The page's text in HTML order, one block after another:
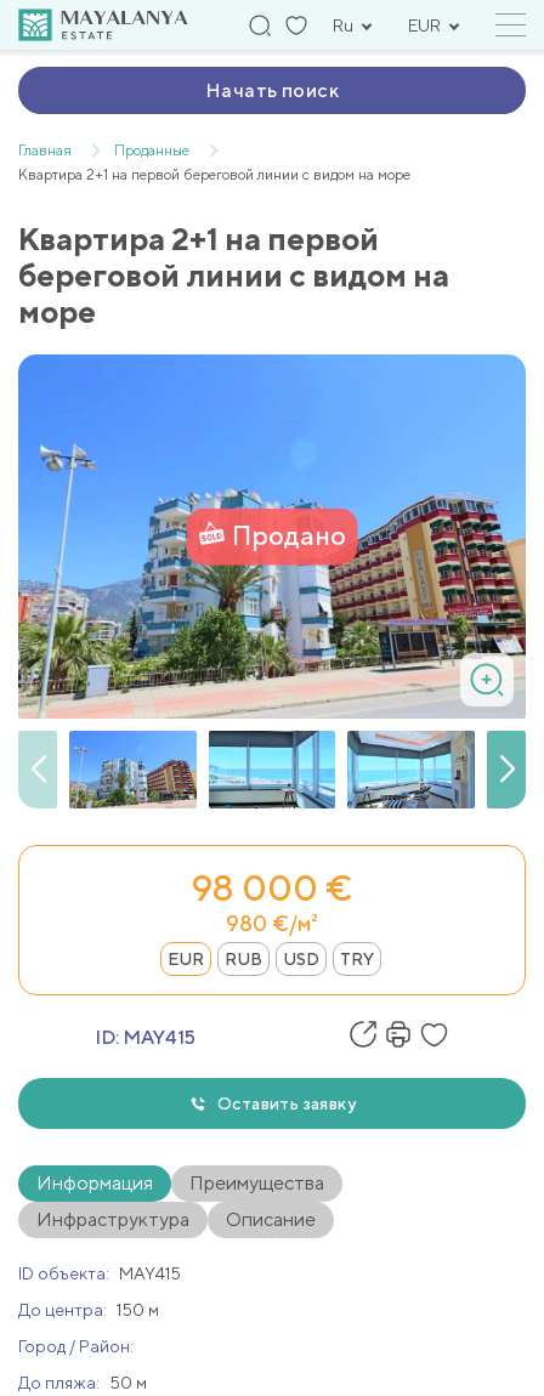
Ru EUR
Начать поиск
Главная
Проданные
Квартира 2+1 на первой береговой линии с видом на море
Квартира 2+1 на первой
береговой линии с видом на
море
Продано
98 000 €
980 €/м²
EUR RUB USD TRY
ID: MAY415
Оставить заявку
Информация
Преимущества
Инфраструктура
Описание
ID объекта:
MAY415
До центра: 150 м
Город / Район:
До пляжа:
50 м